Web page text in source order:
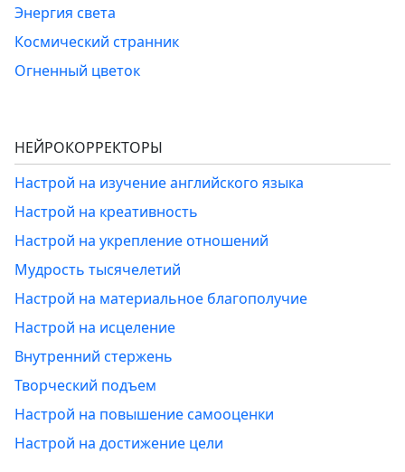
Энергия света
Космический странник
Огненный цветок
НЕЙРОКОРРЕКТОРЫ
Настрой на изучение английского языка
Настрой на креативность
Настрой на укрепление отношений
Мудрость тысячелетий
Настрой на материальное благополучие
Настрой на исцеление
Внутренний стержень
Творческий подъем
Настрой на повышение самооценки
Настрой на достижение цели